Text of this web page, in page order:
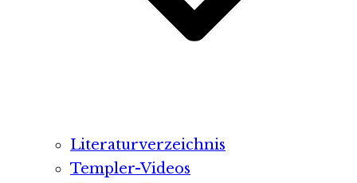
Literaturverzeichnis
Templer-Videos